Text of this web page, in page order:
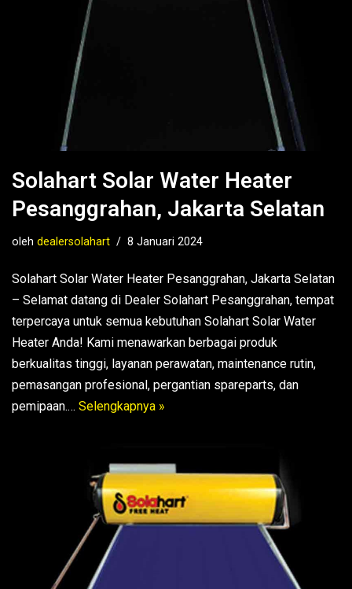
Solahart Solar Water Heater
Pesanggrahan, Jakarta Selatan
oleh dealersolahart 8 Januari 2024
Solahart Solar Water Heater Pesanggrahan, Jakarta Selatan
– Selamat datang di Dealer Solahart Pesanggrahan, tempat
terpercaya untuk semua kebutuhan Solahart Solar Water
Heater Anda! Kami menawarkan berbagai produk
berkualitas tinggi, layanan perawatan, maintenance rutin,
pemasangan profesional, pergantian spareparts, dan
pemipaan.… Selengkapnya »